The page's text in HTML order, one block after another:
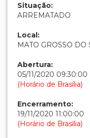
Situação:
ARREMATADO
Local:
MATO GROSSO DO
Abertura:
05/11/2020 09:30:00
(Horário de Brasília)
Encerramento:
19/11/2020 11:00:00
(Horário de Brasília)